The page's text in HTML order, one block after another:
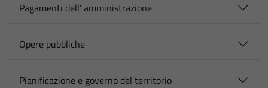
Pagamenti dell' amministrazione
Opere pubbliche
Pianificazione e governo del territorio